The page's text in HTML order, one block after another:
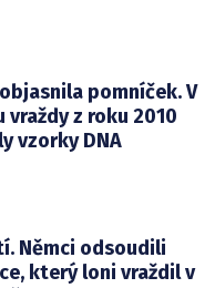
pomníček. V
vraždy z roku 2010
vzorky DNA
Němci odsoudili
který loni vraždil v